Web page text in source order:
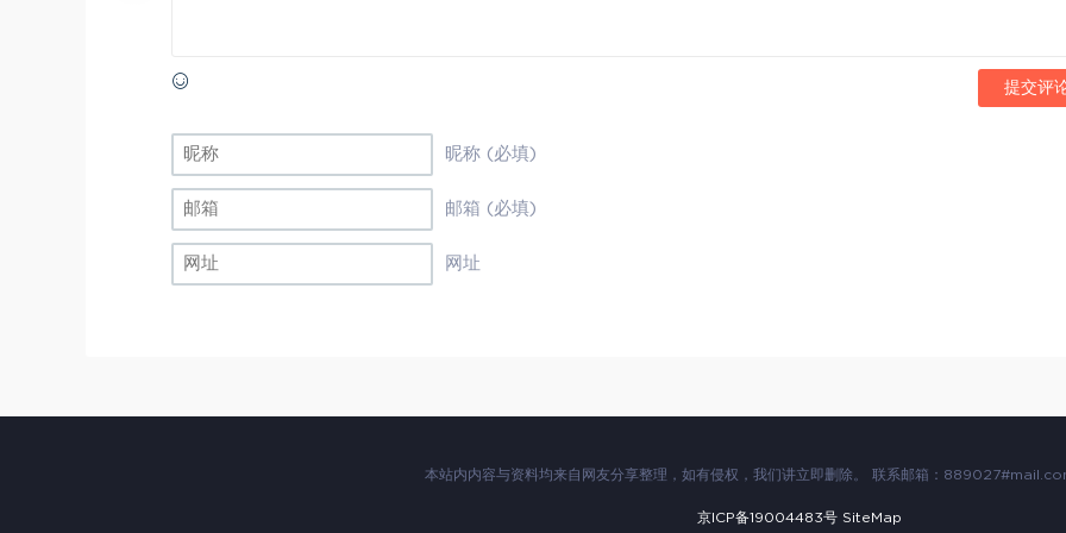
提交评
昵称 (必填)
邮箱 (必填)
网址
本站内内容与资料均来自网友分享整理，如有侵权，我们讲立即删除。 联系邮箱：
京ICP备19004483号 SiteMap